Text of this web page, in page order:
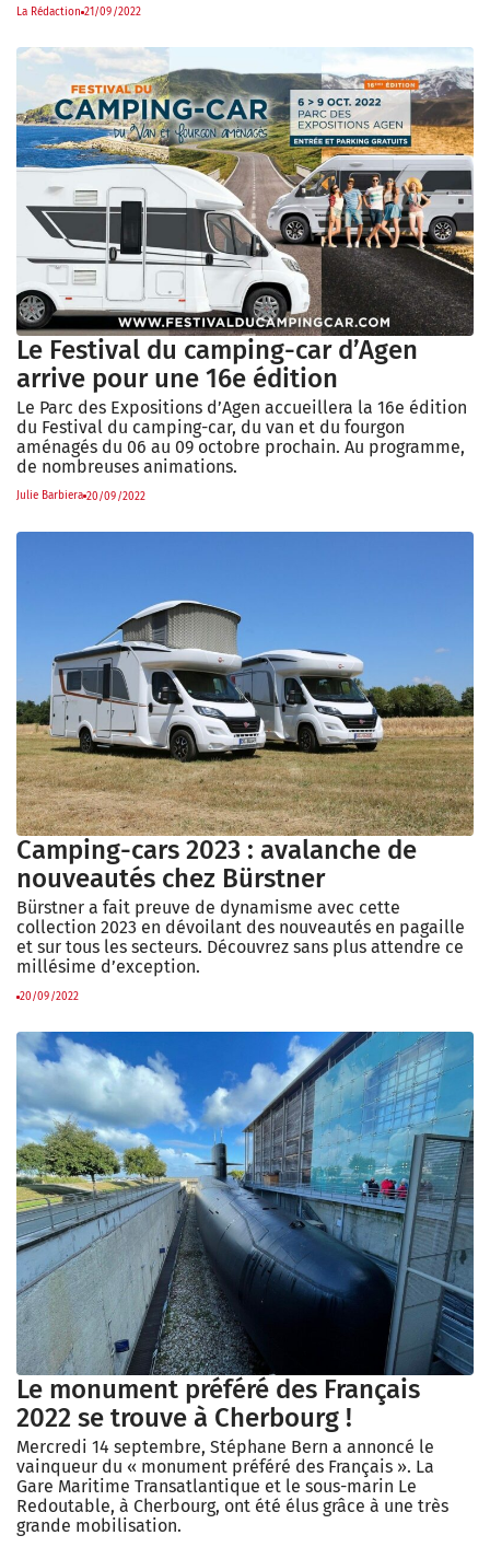
La Rédaction 21/09/2022
Le Festival du camping-car d’Agen
arrive pour une 16e édition
Le Parc des Expositions d’Agen accueillera la 16e édition
du Festival du camping-car, du van et du fourgon
aménagés du 06 au 09 octobre prochain. Au programme,
de nombreuses animations.
Julie Barbiera 20/09/2022
Camping-cars 2023 : avalanche de
nouveautés chez Bürstner
Bürstner a fait preuve de dynamisme avec cette
collection 2023 en dévoilant des nouveautés en pagaille
et sur tous les secteurs. Découvrez sans plus attendre ce
millésime d’exception.
20/09/2022
Le monument préféré des Français
2022 se trouve à Cherbourg !
Mercredi 14 septembre, Stéphane Bern a annoncé le
vainqueur du « monument préféré des Français ». La
Gare Maritime Transatlantique et le sous-marin Le
Redoutable, à Cherbourg, ont été élus grâce à une très
grande mobilisation.